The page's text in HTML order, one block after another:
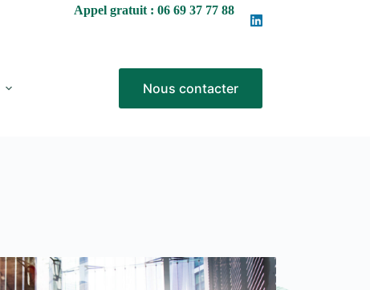
Appel gratuit : 06 69 37 77 88
Nous contacter